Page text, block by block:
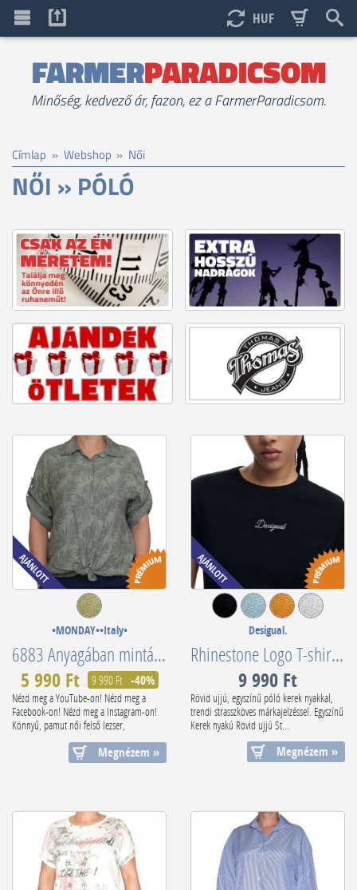
HUF
FARMERPARADICSOM
Minőség, kedvező ár, fazon, ez a FarmerParadicsom.
Címlap » Webshop » Női
NŐI » PÓLÓ
•MONDAY••Italy•
6883 Anyagában mintás organikus pamut keki ing
5 990 Ft 9 990 Ft -40%
Nézd meg a YouTube-on! Nézd meg a
Facebook-on! Nézd meg a Instagram-on!
Könnyű, pamut női felső lezser,
Megnézem »
Desigual.
Rhinestone Logo T-shirt 25SWTK15
9 990 Ft
Rövid ujjú, egyszínű póló kerek nyakkal,
trendi strasszköves márkajelzéssel. Egyszínű
Kerek nyakú Rövid ujjú St...
Megnézem »